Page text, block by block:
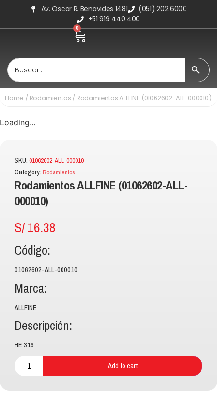
Av. Oscar R. Benavides 1481
(051) 202 6000
+51 919 440 400
0
Home / Rodamientos / Rodamientos ALLFINE (01062602-ALL-000010)
Loading...
SKU: 01062602-ALL-000010
Category: Rodamientos
Rodamientos ALLFINE (01062602-ALL-
000010)
S/16.38
Código:
01062602-ALL-000010
Marca:
ALLFINE
Descripción:
HE 316
Add to cart